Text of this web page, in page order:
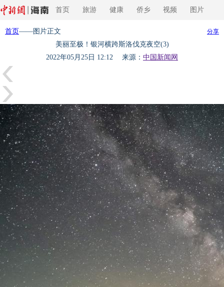
首页 旅游 健康 侨乡 视频 图片
首页——图片正文 分享
美丽至极！银河横跨斯洛伐克夜空(3)
2022年05月25日 12:12 来源： 中国新闻网